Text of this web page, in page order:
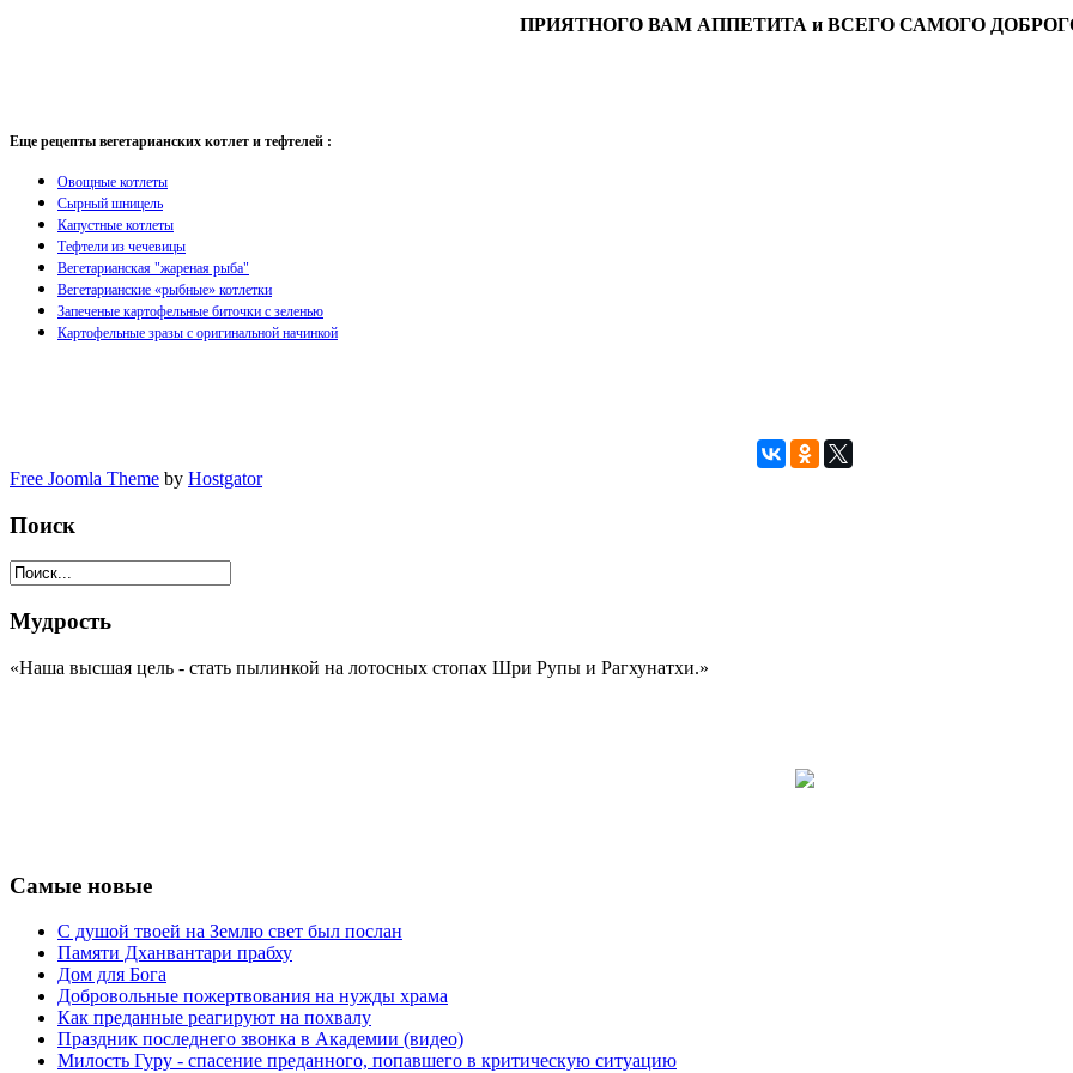
ПРИЯТНОГО ВАМ АППЕТИТА и ВСЕГО САМОГО
Еще рецепты вегетарианских котлет и тефтелей :
Овощные котлеты
Сырный шницель
Капустные котлеты
Тефтели из чечевицы
Вегетарианская "жареная рыба"
Вегетарианские «рыбные» котлетки
Запеченые картофельные биточки с зеленью
Картофельные зразы с оригинальной начинкой
Free Joomla Theme by Hostgator
Поиск
Мудрость
«Наша высшая цель - стать пылинкой на лотосных стопах Шри Рупы и Рагхунатхи.»
Самые новые
С душой твоей на Землю свет был послан
Памяти Дханвантари прабху
Дом для Бога
Добровольные пожертвования на нужды храма
Как преданные реагируют на похвалу
Праздник последнего звонка в Академии (видео)
Милость Гуру - спасение преданного, попавшего в критическую ситуацию